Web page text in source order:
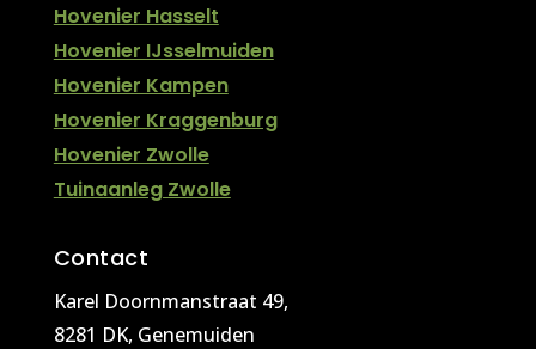
Hovenier Hasselt
Hovenier IJsselmuiden
Hovenier Kampen
Hovenier Kraggenburg
Hovenier Zwolle
Tuinaanleg Zwolle
Contact
Karel Doornmanstraat 49,
8281 DK, Genemuiden